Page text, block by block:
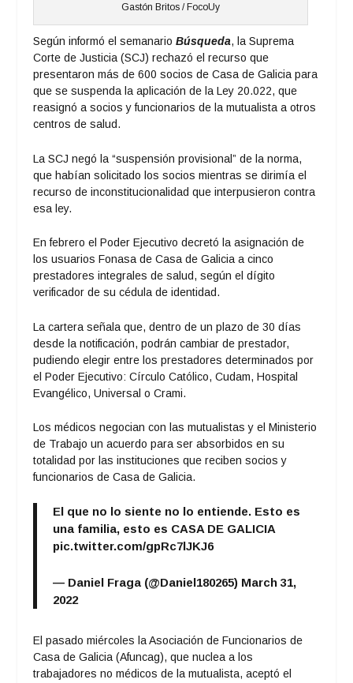
Gastón Britos / FocoUy
Según informó el semanarioBúsqueda, la Suprema
Corte de Justicia (SCJ) rechazó el recurso que
presentaron más de 600 socios de Casa de Galicia para
que se suspenda la aplicación de la Ley 20.022, que
reasignó a socios y funcionarios de la mutualista a otros
centros de salud.
La SCJ negó la “suspensión provisional” de la norma,
que habían solicitado los socios mientras se dirimía el
recurso de inconstitucionalidad que interpusieron contra
esa ley.
En febrero el Poder Ejecutivo decretó la asignación de
los usuarios Fonasa de Casa de Galicia a cinco
prestadores integrales de salud, según el dígito
verificador de su cédula de identidad.
La cartera señala que, dentro de un plazo de 30 días
desde la notificación, podrán cambiar de prestador,
pudiendo elegir entre los prestadores determinados por
el Poder Ejecutivo: Círculo Católico, Cudam, Hospital
Evangélico, Universal o Crami.
Los médicos negocian con las mutualistas y el Ministerio
de Trabajo un acuerdo para ser absorbidos en su
totalidad por las instituciones que reciben socios y
funcionarios de Casa de Galicia.
El que no lo siente no lo entiende. Esto es
una familia, esto es CASA DE GALICIA
pic.twitter.com/gpRc7lJKJ6
— Daniel Fraga (@Daniel180265) March 31,
2022
El pasado miércoles la Asociación de Funcionarios de
Casa de Galicia (Afuncag), que nuclea a los
trabajadores no médicos de la mutualista, aceptó el